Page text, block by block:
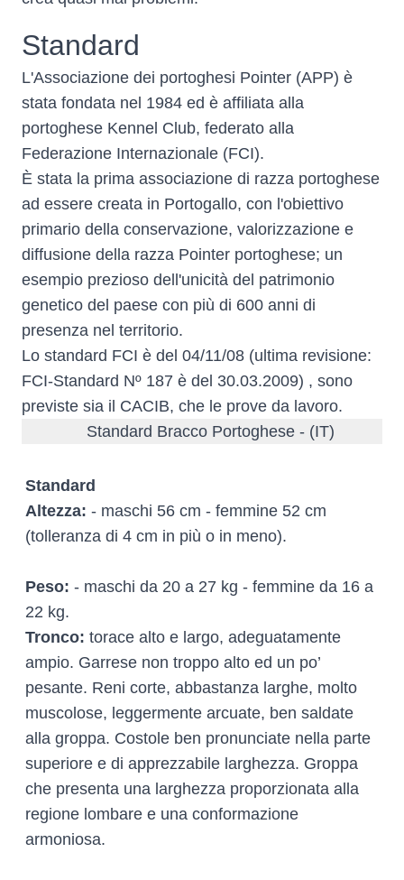
Standard
L'Associazione dei portoghesi Pointer (APP) è
stata fondata nel 1984 ed è affiliata alla
portoghese Kennel Club, federato alla
Federazione Internazionale (FCI).
È stata la prima associazione di razza portoghese
ad essere creata in Portogallo, con l'obiettivo
primario della conservazione, valorizzazione e
diffusione della razza Pointer portoghese; un
esempio prezioso dell'unicità del patrimonio
genetico del paese con più di 600 anni di
presenza nel territorio.
Lo standard FCI è del 04/11/08 (ultima revisione:
FCI-Standard Nº 187 è del 30.03.2009) , sono
previste sia il CACIB, che le prove da lavoro.
Standard Bracco Portoghese - (IT)
Standard
Altezza: - maschi 56 cm - femmine 52 cm
(tolleranza di 4 cm in più o in meno).
Peso: - maschi da 20 a 27 kg - femmine da 16 a
22 kg.
Tronco: torace alto e largo, adeguatamente
ampio. Garrese non troppo alto ed un po’
pesante. Reni corte, abbastanza larghe, molto
muscolose, leggermente arcuate, ben saldate
alla groppa. Costole ben pronunciate nella parte
superiore e di apprezzabile larghezza. Groppa
che presenta una larghezza proporzionata alla
regione lombare e una conformazione
armoniosa.